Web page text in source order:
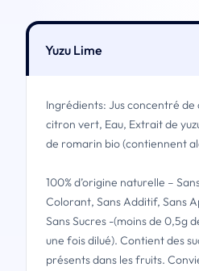
Yuzu Lime
Ingrédients: Jus concentré de
citron vert, Eau, Extrait de
de romarin bio (contiennent
100% d’origine naturelle –
Colorant, Sans Additif, Sans
Sans Sucres -(moins de 0,5g
une fois dilué). Contient des
présents dans les fruits.